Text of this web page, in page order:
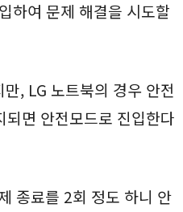
하여 문제 해결을 시도할
, LG 노트북의 경우 안전
면 안전모드로 진입한다
종료를 2회 정도 하니 안